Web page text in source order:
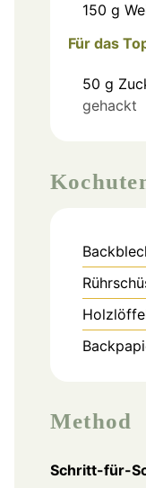
150 g
Für das
50 g
gehackt
Method
Schritt-für-